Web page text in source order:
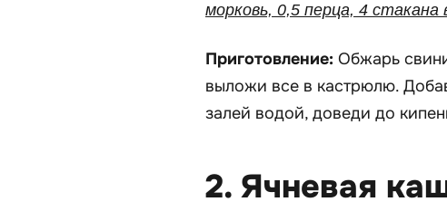
морковь, 0,5 перца, 4
Приготовление: Обжарь
выложи все в кастрюлю.
залей водой, доведи до
2. Ячневая